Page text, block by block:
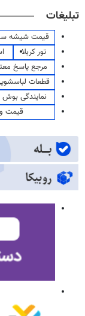
تبلیغات
قیمت شیشه
تور کربلا
مرجع پاسخ
قطعات
نمایندگی بوش
قیمت